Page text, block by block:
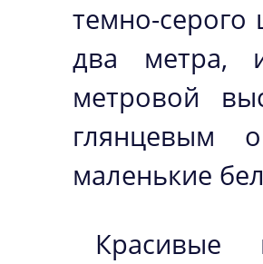
темно-серого
два метра,
метровой
глянцевым
маленькие
Красивые